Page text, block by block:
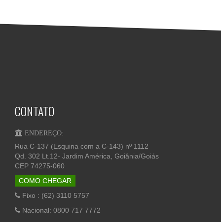
CONTATO
ENDEREÇO:
Rua C-137 (Esquina com a C-143) nº 1112
Qd. 302 Lt.12- Jardim América, Goiânia/Goiás
CEP 74275-060
COMO CHEGAR
Fixo : (62) 3110 5757
Nacional: 0800 717 7772